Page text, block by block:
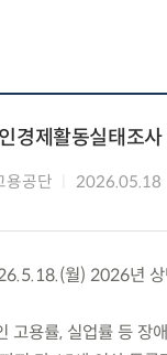
경제활동실태조사
용공단 2026.05.18
월) 2026년
고용률, 실업률 등 장